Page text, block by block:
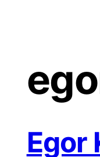
Egor